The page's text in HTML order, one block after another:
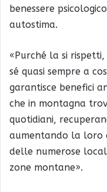
benessere
autostima.
«Purché la si
sé quasi sempre a
garantisce benefici
che in montagna
quotidiani,
aumentando la loro
delle numerose
zone montane».